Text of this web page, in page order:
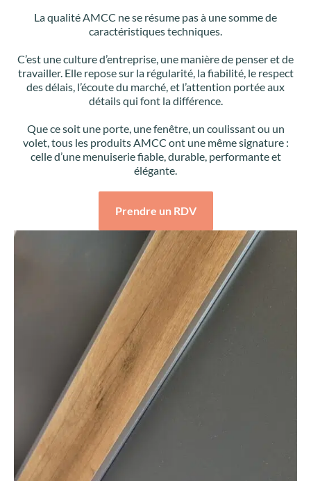
La qualité AMCC ne se résume pas à une somme de
caractéristiques techniques.
C’est une culture d’entreprise, une manière de penser et de
travailler. Elle repose sur la régularité, la fiabilité, le respect
des délais, l’écoute du marché, et l’attention portée aux
détails qui font la différence.
Que ce soit une porte, une fenêtre, un coulissant ou un
volet, tous les produits AMCC ont une même signature :
celle d’une menuiserie fiable, durable, performante et
élégante.
Prendre un RDV